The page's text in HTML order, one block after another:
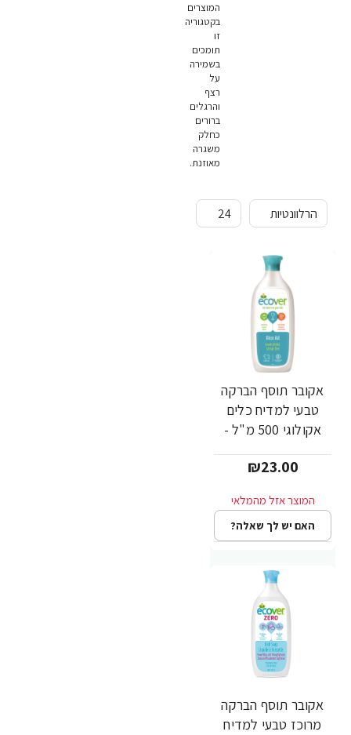
המוצרים
בקטגוריה
זו
תומכים
בשמירה
על
רצף
והרגלים
ברורים
כחלק
משגרה
מאוזנת.
אקובר תוסף הברקה
טבעי למדיח כלים
אקולוגי 500 מ"ל -
₪23.00
האם יש לך שאלה?
אקובר תוסף הברקה
מרוכז טבעי למדיח